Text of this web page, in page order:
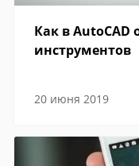
Как в AutoCAD
инструментов
20 июня 2019